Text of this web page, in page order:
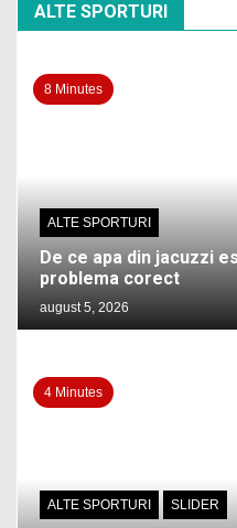
ALTE SPORTURI
8 Minutes
ALTE SPORTURI
De ce apa din jacuzzi
problema corect
august 5, 2026
4 Minutes
ALTE SPORTURI SLIDER